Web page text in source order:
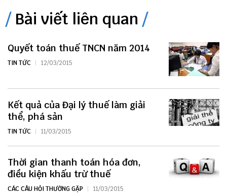
Bài viết liên quan
Quyết toán thuế TNCN năm 2014
TIN TỨC 12/03/2015
Kết quả của Đại lý thuế làm giải
thể, phá sản
TIN TỨC 11/03/2015
Thời gian thanh toán hóa đơn,
điều kiện khấu trừ thuế
CÁC CÂU HỎI THƯỜNG GẶP 11/03/2015